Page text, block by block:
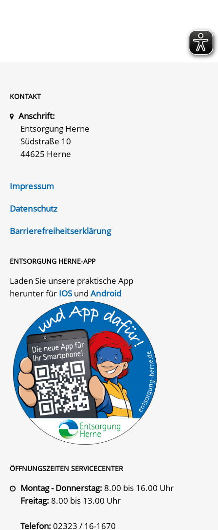
KONTAKT
Anschrift:
Entsorgung Herne
Südstraße 10
44625 Herne
Impressum
Datenschutz
Barrierefreiheitserklärung
ENTSORGUNG HERNE-APP
Laden Sie unsere praktische App
herunter für IOSundAndroid
ÖFFNUNGSZEITEN SERVICECENTER
Montag - Donnerstag: 8.00 bis 16.00 Uhr
Freitag: 8.00 bis 13.00 Uhr
Telefon: 02323 / 16-1670